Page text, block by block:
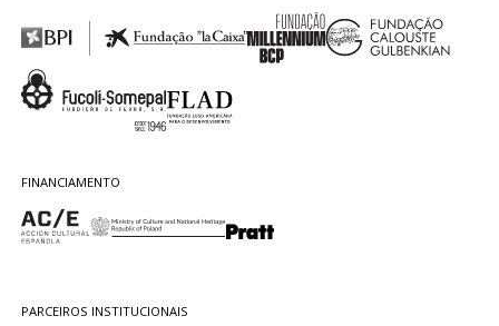
FINANCIAMENTO
PARCEIROS INSTITUCIONAIS